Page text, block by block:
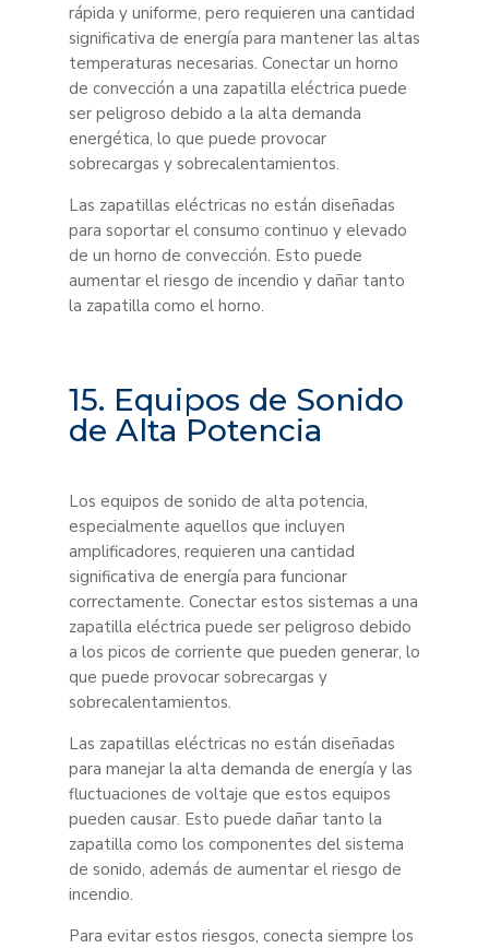
rápida y uniforme, pero requieren una cantidad
significativa de energía para mantener las altas
temperaturas necesarias. Conectar un horno
de convección a una zapatilla eléctrica puede
ser peligroso debido a la alta demanda
energética, lo que puede provocar
sobrecargas y sobrecalentamientos.
Las zapatillas eléctricas no están diseñadas
para soportar el consumo continuo y elevado
de un horno de convección. Esto puede
aumentar el riesgo de incendio y dañar tanto
la zapatilla como el horno.
15. Equipos de Sonido
de Alta Potencia
Los equipos de sonido de alta potencia,
especialmente aquellos que incluyen
amplificadores, requieren una cantidad
significativa de energía para funcionar
correctamente. Conectar estos sistemas a una
zapatilla eléctrica puede ser peligroso debido
a los picos de corriente que pueden generar, lo
que puede provocar sobrecargas y
sobrecalentamientos.
Las zapatillas eléctricas no están diseñadas
para manejar la alta demanda de energía y las
fluctuaciones de voltaje que estos equipos
pueden causar. Esto puede dañar tanto la
zapatilla como los componentes del sistema
de sonido, además de aumentar el riesgo de
incendio.
Para evitar estos riesgos, conecta siempre los